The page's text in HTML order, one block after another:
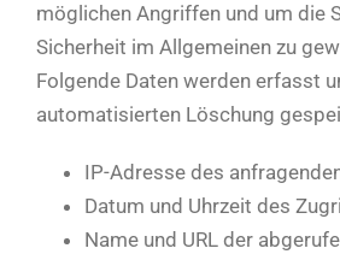
möglichen Angriffen und um die
Sicherheit im Allgemeinen zu
Folgende Daten werden erfasst
automatisierten Löschung
IP-Adresse des
Datum und Uhrzeit des
Name und URL der